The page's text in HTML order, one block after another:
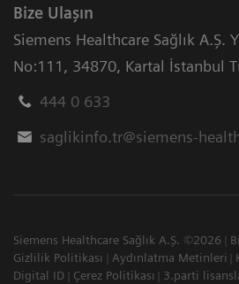
Bize Ulaşın
Siemens Healthcare Sağlık A.Ş.
No:111, 34870, Kartal İstanbul
444 0 633
saglikinfo.tr@siemens-
Siemens Healthcare Sağlık A.Ş. ©2026
Gizlilik Politikası
Aydınlatma Metinleri
Digital ID
Çerez Politikası 3.parti